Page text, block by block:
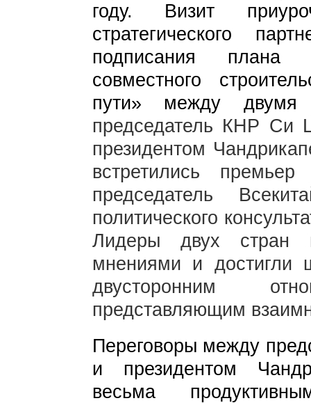
году. Визит
стратегического
подписания плана
совместного
пути» между
председатель КНР Си
президентом
встретились
председатель
политического
Лидеры двух стран
мнениями и достигли
двусторонним
представляющим
Переговоры между
и президентом
весьма